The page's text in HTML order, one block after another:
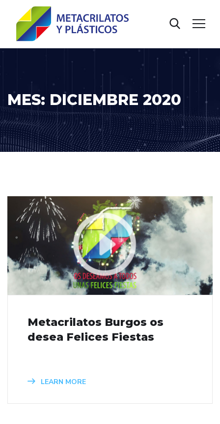
MES: DICIEMBRE 2020
Metacrilatos Burgos os
desea Felices Fiestas
LEARN MORE